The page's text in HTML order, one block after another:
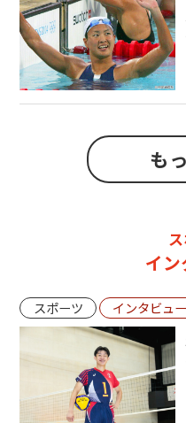
も
イン
スポーツ インタビュー